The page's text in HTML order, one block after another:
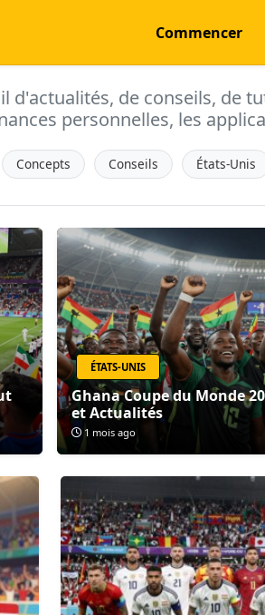
Commencer
d'actualités, de conseils, de
personnelles, les
Concepts Conseils États-Unis
ÉTATS-UNIS
Ghana Coupe du Monde
et Actualités
1 mois ago